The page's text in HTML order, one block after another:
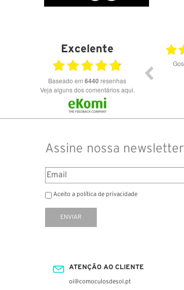
Excelente
Baseado em 6440 resenhas
Veja alguns dos comentários aqui.
Óculos de excelente qualidade aos melhores
preços
Assine nossa newsletter
Aceito a política de privacidade
ENVIAR
ATENÇÃO AO CLIENTE
oi@comoculosdesol.pt